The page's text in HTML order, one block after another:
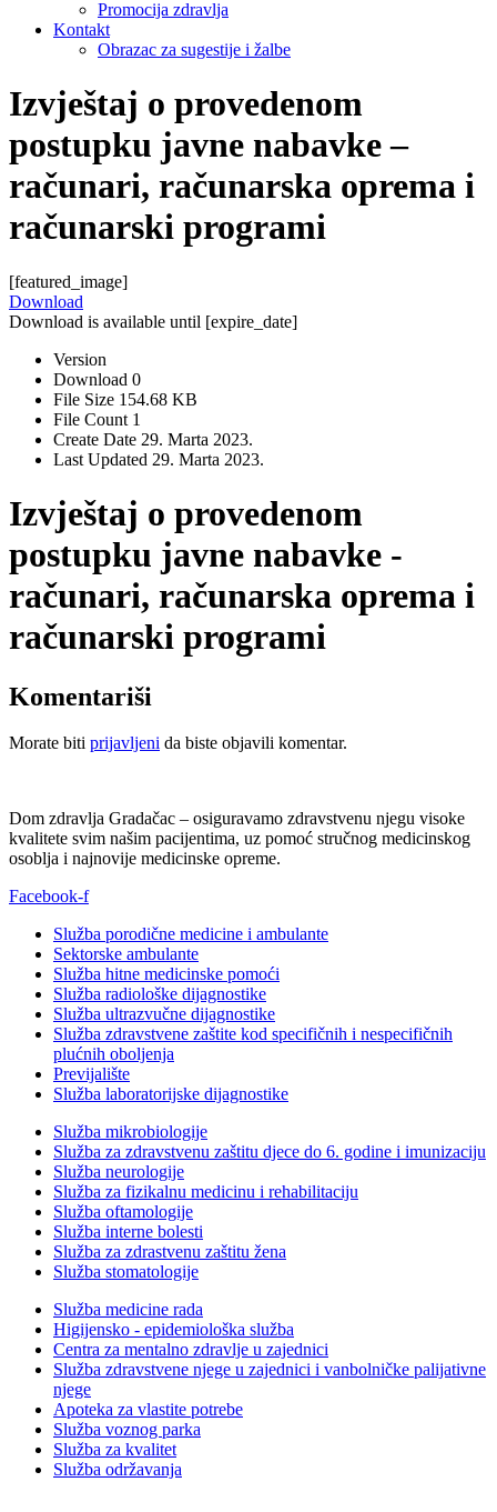
Promocija zdravlja
Kontakt
Obrazac za sugestije i žalbe
Izvještaj o provedenom
postupku javne nabavke –
računari, računarska oprema i
računarski programi
[featured_image]
Download
Download is available until [expire_date]
Version
Download 0
File Size 154.68 KB
File Count 1
Create Date 29. Marta 2023.
Last Updated 29. Marta 2023.
Izvještaj o provedenom
postupku javne nabavke -
računari, računarska oprema i
računarski programi
Komentariši
Morate biti prijavljeni da biste objavili komentar.
Dom zdravlja Gradačac – osiguravamo zdravstvenu njegu visoke
kvalitete svim našim pacijentima, uz pomoć stručnog medicinskog
osoblja i najnovije medicinske opreme.
Facebook-f
Služba porodične medicine i ambulante
Sektorske ambulante
Služba hitne medicinske pomoći
Služba radiološke dijagnostike
Služba ultrazvučne dijagnostike
Služba zdravstvene zaštite kod specifičnih i nespecifičnih
plućnih oboljenja
Previjalište
Služba laboratorijske dijagnostike
Služba mikrobiologije
Služba za zdravstvenu zaštitu djece do 6. godine i imunizaciju
Služba neurologije
Služba za fizikalnu medicinu i rehabilitaciju
Služba oftamologije
Služba interne bolesti
Služba za zdrastvenu zaštitu žena
Služba stomatologije
Služba medicine rada
Higijensko - epidemiološka služba
Centra za mentalno zdravlje u zajednici
Služba zdravstvene njege u zajednici i vanbolničke palijativne
njege
Apoteka za vlastite potrebe
Služba voznog parka
Služba za kvalitet
Služba održavanja